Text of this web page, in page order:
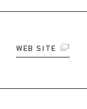
WEB SITE